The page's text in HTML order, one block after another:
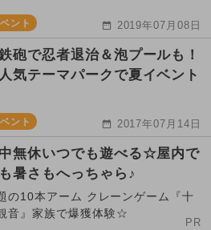
ント 2019年07月08日
砲で忍者退治＆泡プールも！
気テーマパークで夏イベント
ント 2017年07月14日
無休いつでも遊べる☆屋内で
暑さもへっちゃら♪
の10本アーム クレーンゲーム『十
音』家族で爆獲体験☆
PR